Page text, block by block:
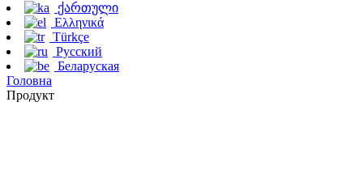
ქართული
Ελληνικά
Türkçe
Русский
Беларуская
Головна
Продукт